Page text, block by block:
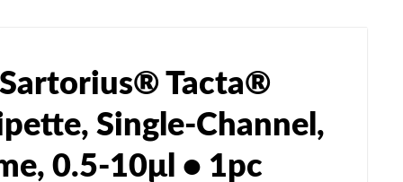
Tacta®
Single-Channel,
0.5-10μl • 1pc